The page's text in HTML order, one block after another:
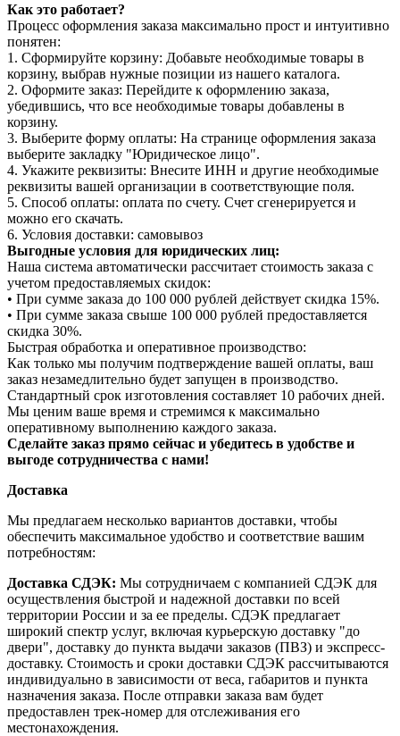
Как это работает?
Процесс оформления заказа максимально прост и интуитивно
понятен:
1. Сформируйте корзину: Добавьте необходимые товары в
корзину, выбрав нужные позиции из нашего каталога.
2. Оформите заказ: Перейдите к оформлению заказа,
убедившись, что все необходимые товары добавлены в
корзину.
3. Выберите форму оплаты: На странице оформления заказа
выберите закладку "Юридическое лицо".
4. Укажите реквизиты: Внесите ИНН и другие необходимые
реквизиты вашей организации в соответствующие поля.
5. Способ оплаты: оплата по счету. Счет сгенерируется и
можно его скачать.
6. Условия доставки: самовывоз
Выгодные условия для юридических лиц:
Наша система автоматически рассчитает стоимость заказа с
учетом предоставляемых скидок:
• При сумме заказа до 100 000 рублей действует скидка 15%.
• При сумме заказа свыше 100 000 рублей предоставляется
скидка 30%.
Быстрая обработка и оперативное производство:
Как только мы получим подтверждение вашей оплаты, ваш
заказ незамедлительно будет запущен в производство.
Стандартный срок изготовления составляет 10 рабочих дней.
Мы ценим ваше время и стремимся к максимально
оперативному выполнению каждого заказа.
Сделайте заказ прямо сейчас и убедитесь в удобстве и
выгоде сотрудничества с нами!
Доставка
Мы предлагаем несколько вариантов доставки, чтобы
обеспечить максимальное удобство и соответствие вашим
потребностям:
Доставка СДЭК: Мы сотрудничаем с компанией СДЭК для
осуществления быстрой и надежной доставки по всей
территории России и за ее пределы. СДЭК предлагает
широкий спектр услуг, включая курьерскую доставку "до
двери", доставку до пункта выдачи заказов (ПВЗ) и экспресс-
доставку. Стоимость и сроки доставки СДЭК рассчитываются
индивидуально в зависимости от веса, габаритов и пункта
назначения заказа. После отправки заказа вам будет
предоставлен трек-номер для отслеживания его
местонахождения.